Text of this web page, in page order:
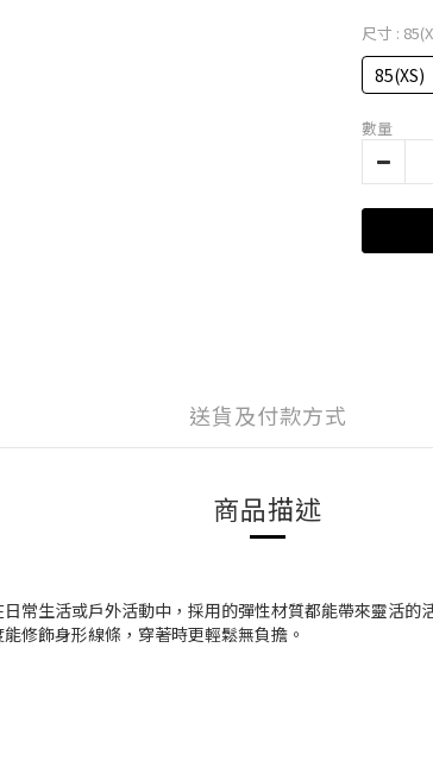
尺寸 :
85(XS)
數量
送貨及付款方式
商品描述
常生活或戶外活動中，採用的彈性材質都能帶來靈活
修飾身形線條，穿著時更輕鬆無負擔。